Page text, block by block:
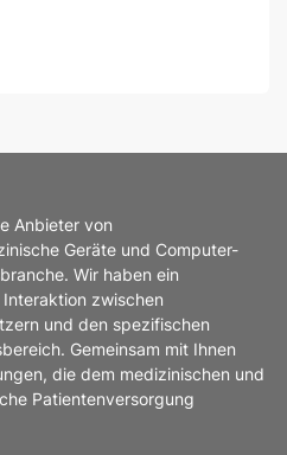
Anbieter von
Geräte und Computer-
Wir haben ein
zwischen
und den spezifischen
Gemeinsam mit Ihnen
die dem medizinischen und
Patientenversorgung